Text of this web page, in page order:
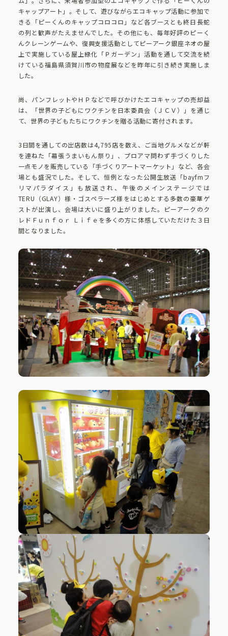
ピーアークの歩み
組織図
コーポレートブック
CSR理念
eco10プロジェクト
CSRニュース
企業理念 採用情報
IR情報
利用規約 プライバシーポリシー
サイトマップ
キャップアート」。そして、遊びながらエコキャップ活動に参加で
きる「ピーくんのキャップコロコロ」など各ブースとも終日長蛇
の列と歓声がたえませんでした。その他にも、毎年好評のピーく
んクレーンゲームや、復興支援活動としてピーアーク銀座ネオの屋
上で実施している屋上緑化「Ｐガーデン」活動を通して交流を続
けている福島県須賀川市の物産展などを昨年に引き続き実施しま
した。
尚、パンフレットやＨＰなどで呼びかけたエコキャップの売却益
は、「世界の子どもにワクチンを日本委員会（ＪＣＶ）」を通じ
て、世界の子どもたちにワクチンを贈る活動に寄付されます。
3日間を通しての出店数は4,795店を数え、ご当地グルメなどが軒
を連ねた「幕張うまいもん祭り」、プロアマ問わず手づくりした
一点モノを販売している「手づくりアートマーケット」など、各会
場とも盛況でした。そして、恒例となった公開生放送「bayfmフ
リマパラダイス」も放送され、午後のメインステージでは
TERU（GLAY）様・ゴスペラーズ様をはじめとする多数の豪華ゲ
ストが出演し、会場は大いに盛り上がりました。ピーアークのク
レドＦｕｎｆｏｒ Ｌｉｆｅを多くの方に体感していただけた３日
間となりました。